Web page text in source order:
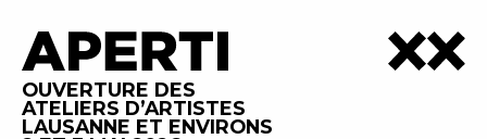
OUVERTURE DES
ATELIERS D’ARTISTES
LAUSANNE ET ENVIRONS